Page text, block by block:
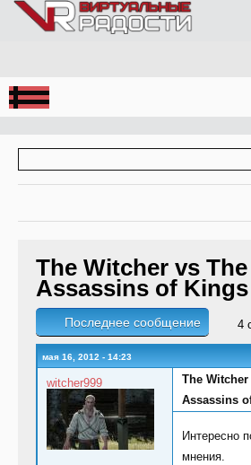
Jump to Navigation
The Witcher vs
Assassins of Kings
4
Последнее сообщение
мая 16, 2012 - 14:23
witcher999
The
Assassins
Интересно
мнения.